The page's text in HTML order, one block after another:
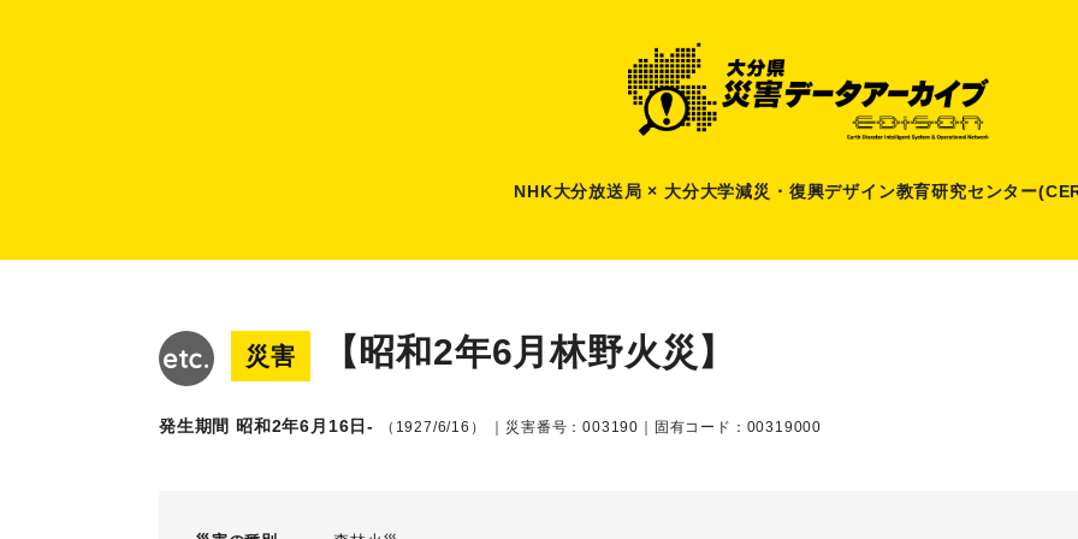
NHK大分放送局 × 大分大学減災 ・ 復興デザイン教育研究センター
災害 【昭和2年6月林野火災】
発生期間 昭和2年6月16日- （1927/6/16） ｜災害番号：003190｜固有コード：00319000